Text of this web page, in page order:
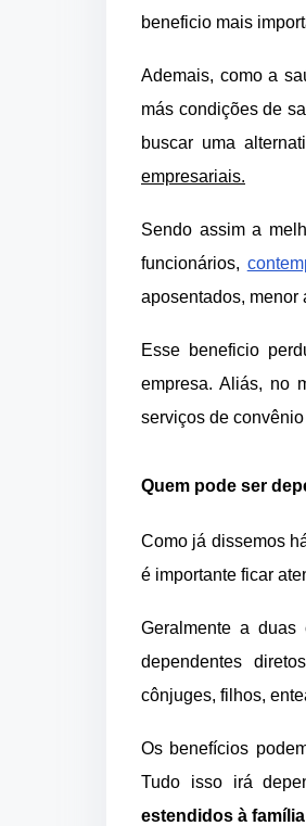
beneficio mais
Ademais, como a
más condições de
buscar uma
empresariais.
Sendo assim a
funcionários,
aposentados, menor
Esse beneficio
empresa. Aliás, no
serviços de
Quem pode ser
Como já dissemos
é importante ficar
Geralmente a duas
dependentes
cônjuges, filhos,
Os benefícios
Tudo isso irá
estendidos à